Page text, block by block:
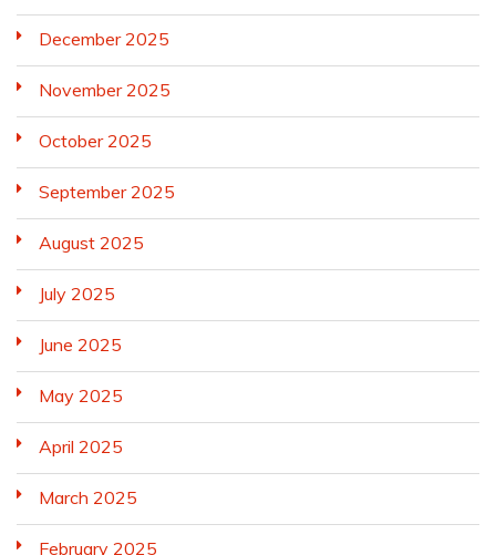
December 2025
November 2025
October 2025
September 2025
August 2025
July 2025
June 2025
May 2025
April 2025
March 2025
February 2025